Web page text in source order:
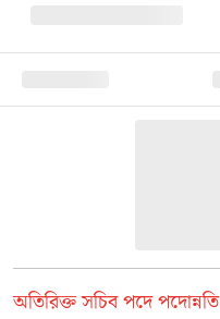
অতিরিক্ত সচিব পদে পদোন্নতি